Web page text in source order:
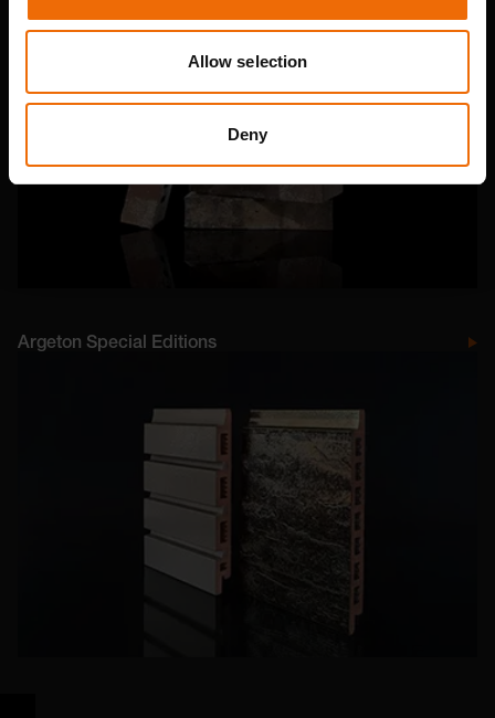
Allow selection
Deny
Argeton Special Editions